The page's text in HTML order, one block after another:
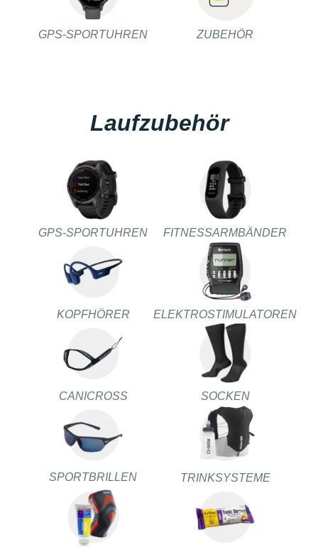
GPS-SPORTUHREN ZUBEHÖR
Laufzubehör
GPS-SPORTUHREN FITNESSARMBÄNDER
KOPFHÖRER ELEKTROSTIMULATOREN
CANICROSS SOCKEN
SPORTBRILLEN TRINKSYSTEME